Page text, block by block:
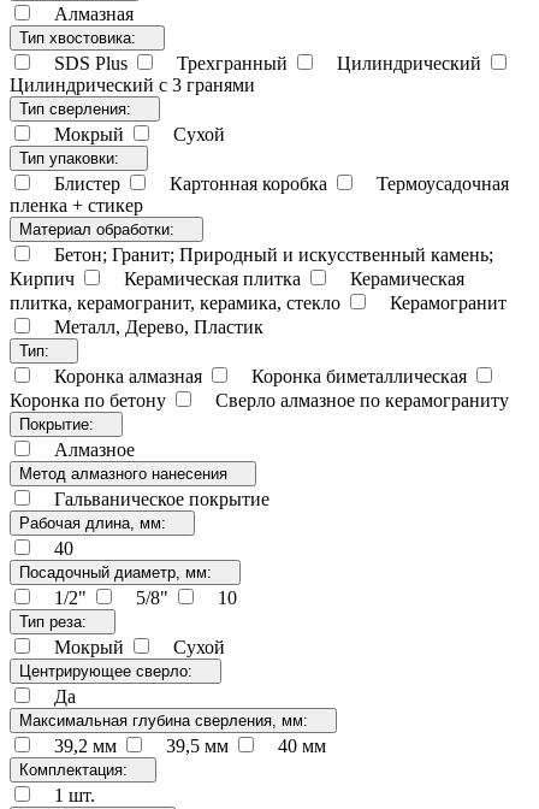
Алмазная
Тип хвостовика:
SDS Plus Трехгранный
Цилиндрический
Цилиндрический с 3 гранями
Тип сверления:
Мокрый Сухой
Тип упаковки:
Блистер Картонная коробка
Термоусадочная
пленка + стикер
Материал обработки:
Бетон; Гранит; Природный и искусственный камень;
Кирпич
Керамическая плитка
Керамическая
плитка, керамогранит, керамика, стекло
Керамогранит
Металл, Дерево, Пластик
Тип:
Коронка алмазная
Коронка биметаллическая
Коронка по бетону
Сверло алмазное по керамограниту
Покрытие:
Алмазное
Метод алмазного нанесения
Гальваническое покрытие
Рабочая длина, мм:
40
Посадочный диаметр, мм:
1/2" 5/8" 10
Тип реза:
Мокрый Сухой
Центрирующее сверло:
Да
Максимальная глубина сверления, мм:
39,2 мм 39,5 мм 40 мм
Комплектация:
1 шт.